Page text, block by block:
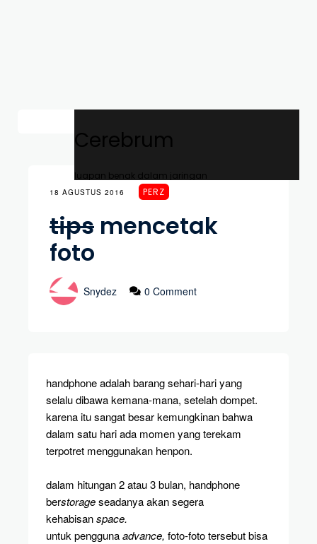
Cerebrum
luapan benak dalam jaringan
18 AGUSTUS 2016 PERZ
tips mencetak
foto
Snydez 0 Comment
handphone adalah barang sehari-hari yang
selalu dibawa kemana-mana, setelah dompet.
karena itu sangat besar kemungkinan bahwa
dalam satu hari ada momen yang terekam
terpotret menggunakan henpon.
dalam hitungan 2 atau 3 bulan, handphone
berstorageseadanya akan segera
kehabisanspace.
untuk penggunaadvance, foto-foto tersebut bisa